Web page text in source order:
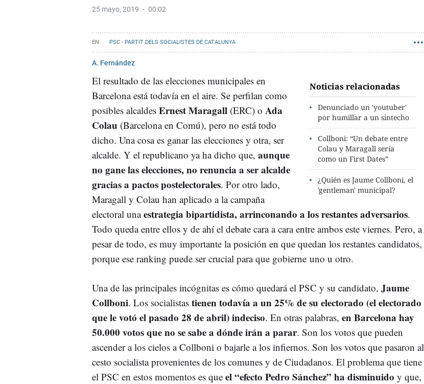
25 mayo, 2019 00:02
PSC - PARTIT DELS SOCIALISTES DE CATALUNYA
A. Fernández
Noticias relacionadas
Denunciado un 'youtuber'
por humillar a un sintecho
Collboni: “Un debate entre
Colau y Maragall sería
como un First Dates”
¿Quién es Jaume Collboni, el
'gentleman' municipal?
El resultado de las elecciones municipales en
Barcelona está todavía en el aire. Se perfilan como
posibles alcaldes Ernest Maragall (ERC) o Ada
Colau (Barcelona en Comú), pero no está todo
dicho. Una cosa es ganar las elecciones y otra, ser
alcalde. Y el republicano ya ha dicho que, aunque
no gane las elecciones,no renuncia a ser alcalde
gracias a pactos postelectorales. Por otro lado,
Maragall y Colau han aplicado a la campaña
electoral unaestrategia bipartidista, arrinconando a los restantes adversarios.
Todo queda entre ellos y de ahí el debate cara a cara entre ambos este viernes. Pero, a
pesar de todo, es muy importante la posición en que quedan los restantes candidatos,
porque ese ranking puede ser crucial para que gobierne uno u otro.
Una de las principales incógnitas es cómo quedará el PSC y su candidato, Jaume
Collboni. Los socialistas tienen todavía a un 25% de su electorado (el electorado
que le votó el pasado 28 de abril) indeciso. En otras palabras, en Barcelona hay
50.000 votos que no se sabe a dónde irán a parar. Son los votos que pueden
ascender a los cielos a Collboni o bajarle a los infiernos. Son los votos que pasaron al
cesto socialista provenientes de los comunes y de Ciudadanos. El problema que tiene
el PSC en estos momentos es que el “efecto Pedro Sánchez” ha disminuido y que,